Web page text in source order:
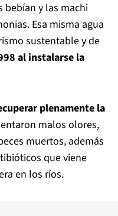
bebían y las machi
Esa misma agua
sustentable y de
al instalarse la
plenamente la
malos olores,
muertos, además
que viene
en los ríos.